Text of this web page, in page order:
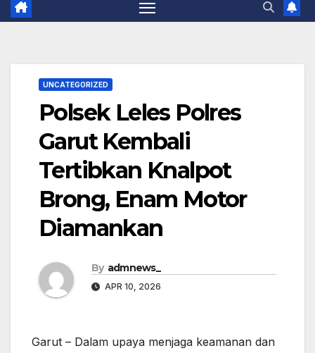
UNCATEGORIZED
Polsek Leles Polres
Garut Kembali
Tertibkan Knalpot
Brong, Enam Motor
Diamankan
By admnews_
APR 10, 2026
Garut – Dalam upaya menjaga keamanan dan